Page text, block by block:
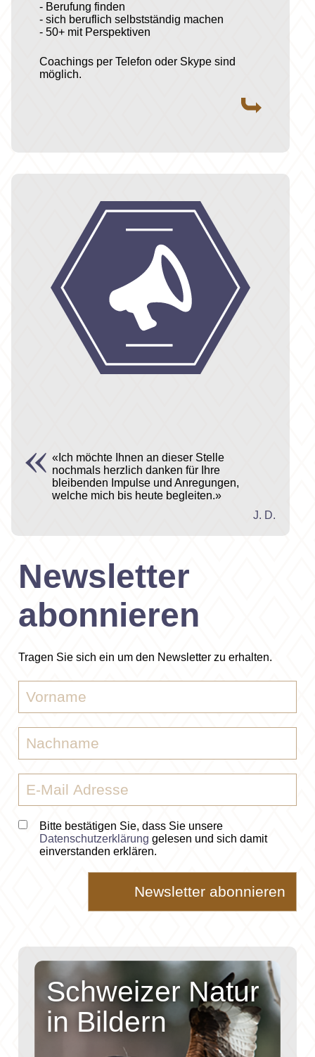
- Berufung finden
- sich beruflich selbstständig machen
- 50+ mit Perspektiven
Coachings per Telefon oder Skype sind
möglich.
«Ich möchte Ihnen an dieser Stelle
nochmals herzlich danken für Ihre
bleibenden Impulse und Anregungen,
welche mich bis heute begleiten.»
J. D.
Newsletter
abonnieren
Tragen Sie sich ein um den Newsletter zu erhalten.
Bitte bestätigen Sie, dass Sie unsere
Datenschutzerklärung gelesen und sich damit
einverstanden erklären.
Schweizer Natur
in Bildern